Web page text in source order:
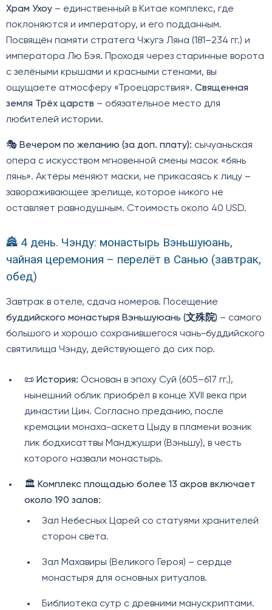
Храм Ухоу – единственный в Китае комплекс, где
поклоняются и императору, и его подданным.
Посвящён памяти стратега Чжугэ Ляна (181–234 гг.) и
императора Лю Бэя. Проходя через старинные ворота
с зелёными крышами и красными стенами, вы
ощущаете атмосферу «Троецарствия». Священная
земля Трёх царств – обязательное место для
любителей истории.
🎭 Вечером по желанию (за доп. плату): сычуаньская
опера с искусством мгновенной смены масок «бянь
лянь». Актёры меняют маски, не прикасаясь к лицу –
завораживающее зрелище, которое никого не
оставляет равнодушным. Стоимость около 40 USD.
🏯 4 день. Чэнду: монастырь Вэньшуюань,
чайная церемония – перелёт в Санью (завтрак,
обед)
Завтрак в отеле, сдача номеров. Посещение
буддийского монастыря Вэньшуюань (文殊院) – самого
большого и хорошо сохранившегося чань-буддийского
святилища Чэнду, действующего до сих пор.
📜 История: Основан в эпоху Суй (605–617 гг.),
нынешний облик приобрёл в конце XVII века при
династии Цин. Согласно преданию, после
кремации монаха-аскета Цыду в пламени возник
лик бодхисаттвы Манджушри (Вэньшу), в честь
которого назвали монастырь.
🏛️ Комплекс площадью более 13 акров включает
около 190 залов:
Зал Небесных Царей со статуями хранителей
сторон света.
Зал Махавиры (Великого Героя) – сердце
монастыря для основных ритуалов.
Библиотека сутр с древними манускриптами.